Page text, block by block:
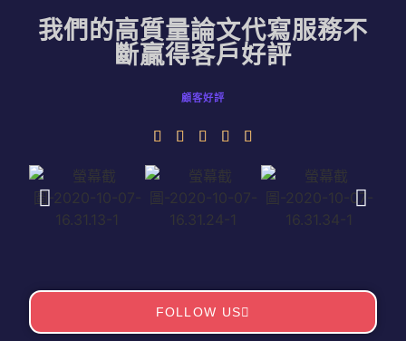
我們的高質量論文代寫服務不
斷贏得客戶好評
顧客好評
FOLLOW US